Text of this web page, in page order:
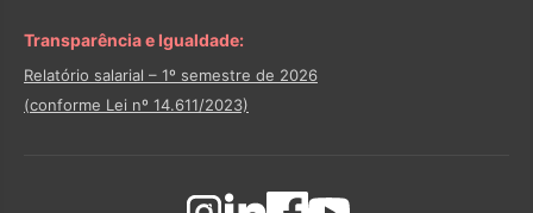
Transparência e Igualdade:
Relatório salarial – 1º semestre de 2026
(conforme Lei nº 14.611/2023)